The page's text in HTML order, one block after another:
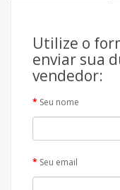
Utilize o
enviar sua
vendedor:
Seu nome
Seu email